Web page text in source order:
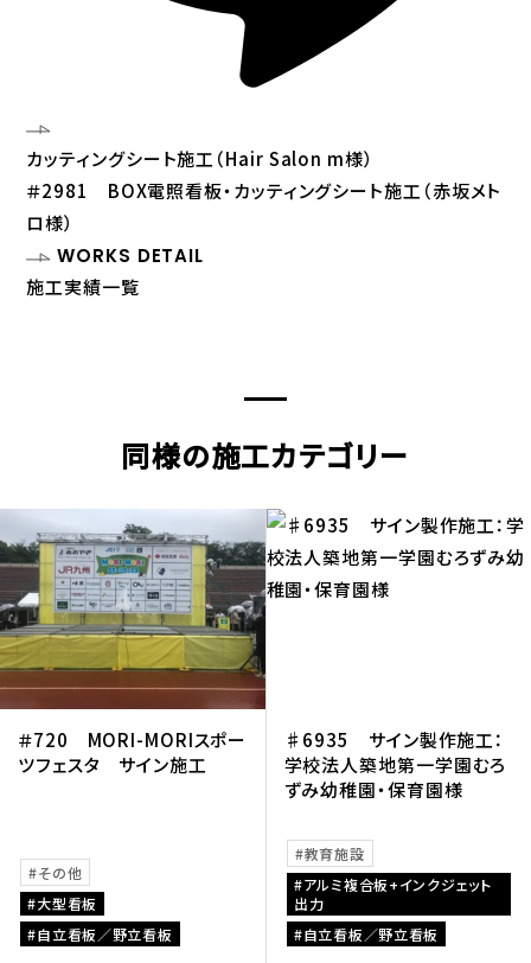
カッティングシート施工（Hair Salon m様）
＃2981 BOX電照看板・カッティングシート施工（赤坂メト
ロ様）
WORKS DETAIL
施工実績一覧
同様の施工カテゴリー
＃720 MORI-MORIスポー
ツフェスタ サイン施工
その他
大型看板
自立看板／野立看板
♯6935 サイン製作施工：
学校法人築地第一学園むろ
ずみ幼稚園・保育園様
教育施設
アルミ複合板+インクジェット
出力
自立看板／野立看板